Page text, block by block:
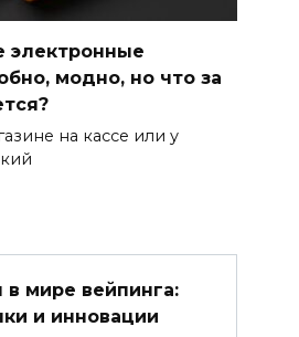
электронные
модно, но что за
на кассе или у
мире вейпинга:
и инновации